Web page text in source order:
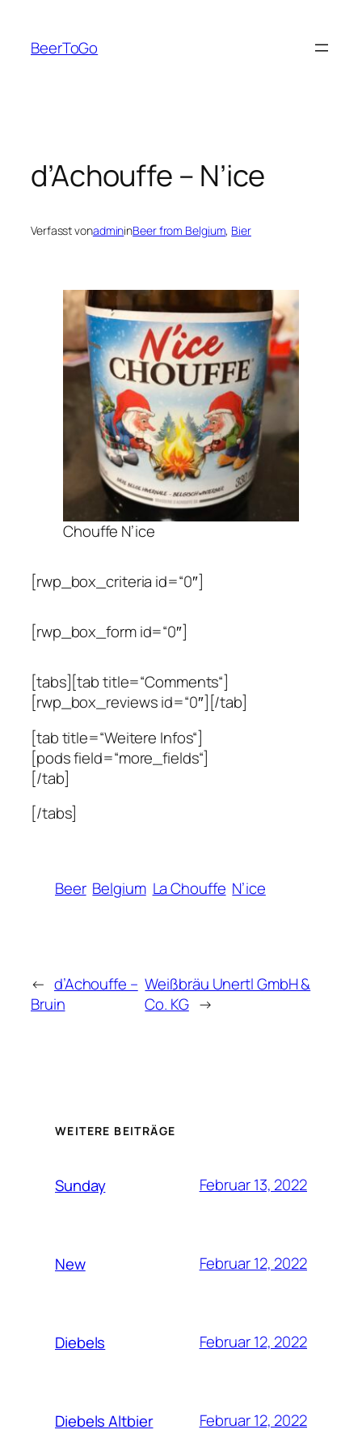
springen
BeerToGo
d’Achouffe – N’ice
Verfasst vonadmininBeer from Belgium, Bier
Chouffe N’ice
[rwp_box_criteria id=“0″]
[rwp_box_form id=“0″]
[tabs][tab title=“Comments“]
[rwp_box_reviews id=“0″][/tab]
[tab title=“Weitere Infos“]
[pods field=“more_fields“]
[/tab]
[/tabs]
Beer Belgium La Chouffe N’ice
← d’Achouffe –
Bruin
Weißbräu Unertl GmbH &
Co. KG →
WEITERE BEITRÄGE
Sunday Februar 13, 2022
New Februar 12, 2022
Diebels Februar 12, 2022
Diebels Altbier Februar 12, 2022